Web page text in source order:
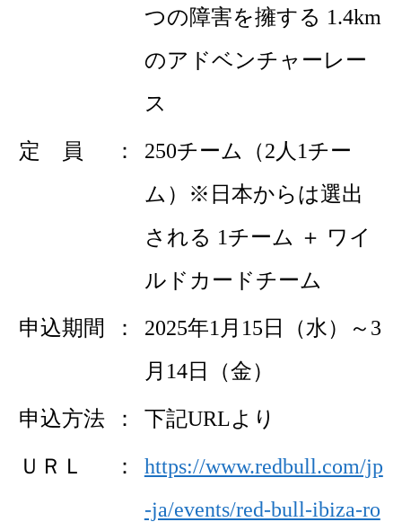
つの障害を擁する 1.4km
のアドベンチャーレー
ス
定 員
250チーム（2人1チー
ム）※日本からは選出
される 1チーム ＋ ワイ
ルドカードチーム
申込期間
2025年1月15日（水）～3
月14日（金）
申込方法 下記URLより
ＵＲＬ
https://www.redbull.com/jp
-ja/events/red-bull-ibiza-ro